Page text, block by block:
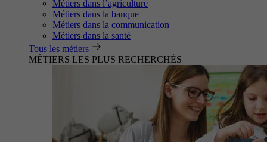
Métiers dans l’agriculture
Métiers dans la banque
Métiers dans la communication
Métiers dans la santé
Tous les métiers
MÉTIERS LES PLUS RECHERCHÉS